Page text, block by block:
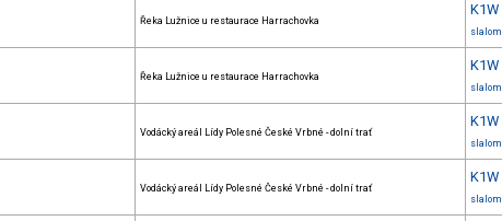
Řeka Lužnice u restaurace Harrachovka
K1W
slalom
Řeka Lužnice u restaurace Harrachovka
K1W
slalom
Vodácký areál Lídy Polesné České Vrbné - dolní trať
K1W
slalom
Vodácký areál Lídy Polesné České Vrbné - dolní trať
K1W
slalom